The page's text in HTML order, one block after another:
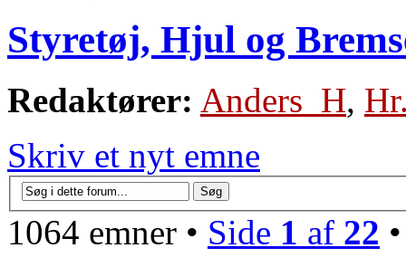
Styretøj, Hjul og
Redaktører: Anders_H,
Skriv et nyt emne
1064 emner • Side 1 af 22